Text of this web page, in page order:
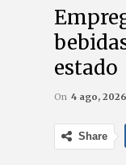
estado
On 4 ago, 2026
Share